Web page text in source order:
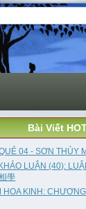
Bài Viết
04 - SƠN THỦY
LUẬN (40):
學
HOA KINH: